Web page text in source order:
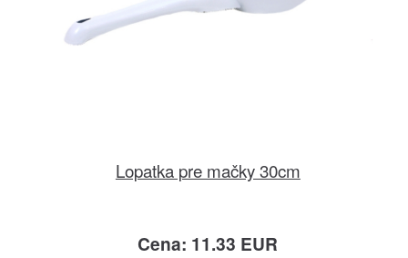
Lopatka pre mačky 30cm
Cena: 11.33 EUR